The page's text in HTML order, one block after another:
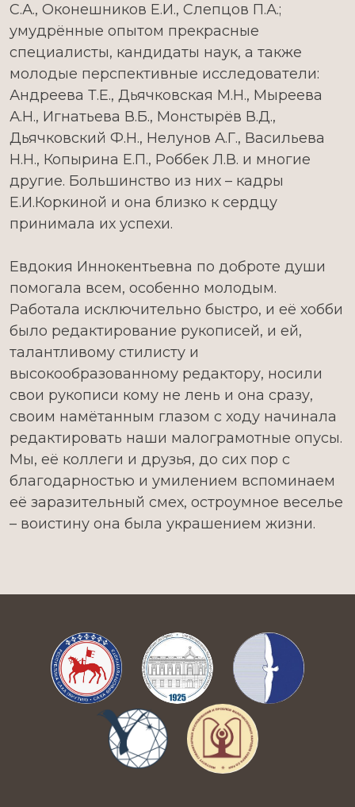
С.А., Оконешников Е.И., Слепцов П.А.;
умудрённые опытом прекрасные
специалисты, кандидаты наук, а также
молодые перспективные исследователи:
Андреева Т.Е., Дьячковская М.Н., Мыреева
А.Н., Игнатьева В.Б., Монстырёв В.Д.,
Дьячковский Ф.Н., Нелунов А.Г., Васильева
Н.Н., Копырина Е.П., Роббек Л.В. и многие
другие. Большинство из них – кадры
Е.И.Коркиной и она близко к сердцу
принимала их успехи.
Евдокия Иннокентьевна по доброте души
помогала всем, особенно молодым.
Работала исключительно быстро, и её хобби
было редактирование рукописей, и ей,
талантливому стилисту и
высокообразованному редактору, носили
свои рукописи кому не лень и она сразу,
своим намётанным глазом с ходу начинала
редактировать наши малограмотные опусы.
Мы, её коллеги и друзья, до сих пор с
благодарностью и умилением вспоминаем
её заразительный смех, остроумное веселье
– воистину она была украшением жизни.